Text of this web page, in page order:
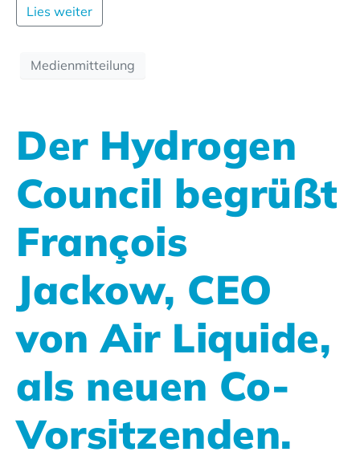
Lies weiter
Medienmitteilung
Der Hydrogen
Council begrüßt
François
Jackow, CEO
von Air Liquide,
als neuen Co-
Vorsitzenden.